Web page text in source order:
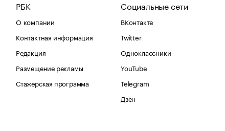
РБК
О компании
Контактная информация
Редакция
Размещение рекламы
Стажерская программа
Социальные сети
ВКонтакте
Twitter
Одноклассники
YouTube
Telegram
Дзен